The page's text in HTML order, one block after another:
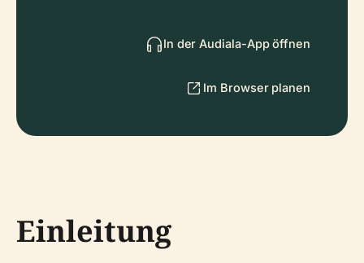
In der Audiala-App öffnen
Im Browser planen
Einleitung